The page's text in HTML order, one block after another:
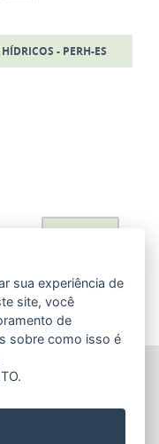
- PERH-ES
Acessar
HÍDRICOS (AGERH)
- Centro
/ ES
sua experiência de
site, você
de
sobre como isso é